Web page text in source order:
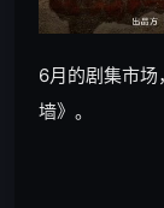
6月的剧集市
墙》。